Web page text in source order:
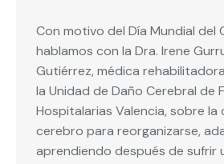
Con motivo del Día Mundial del
hablamos con la Dra. Irene
Gutiérrez, médica
la Unidad de Daño Cerebral de
Hospitalarias Valencia, sobre la
cerebro para reorganizarse,
aprendiendo después de sufrir